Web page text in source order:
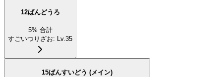
12ばんどうろ
5% 合計
すごいつりざお: Lv.35
15ばんすいどう (メイン)